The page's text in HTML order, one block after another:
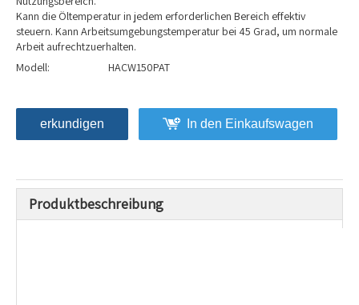
Kann die Öltemperatur in jedem erforderlichen Bereich effektiv
steuern. Kann Arbeitsumgebungstemperatur bei 45 Grad, um normale
Arbeit aufrechtzuerhalten.
Modell:
HACW150PAT
erkundigen In den Einkaufswagen
Produktbeschreibung